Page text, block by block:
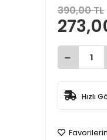
390,00 TL
Hızlı